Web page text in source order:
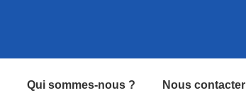
Qui sommes-nous ? Nous contacter